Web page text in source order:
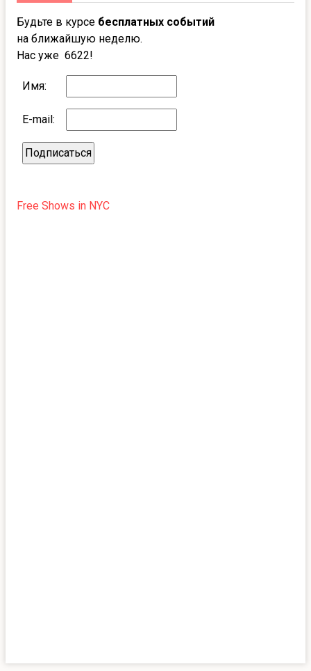
Будьте в курсе бесплатных событий
на ближайшую неделю.
Нас уже 6622!
Имя:
E-mail:
Free Shows in NYC